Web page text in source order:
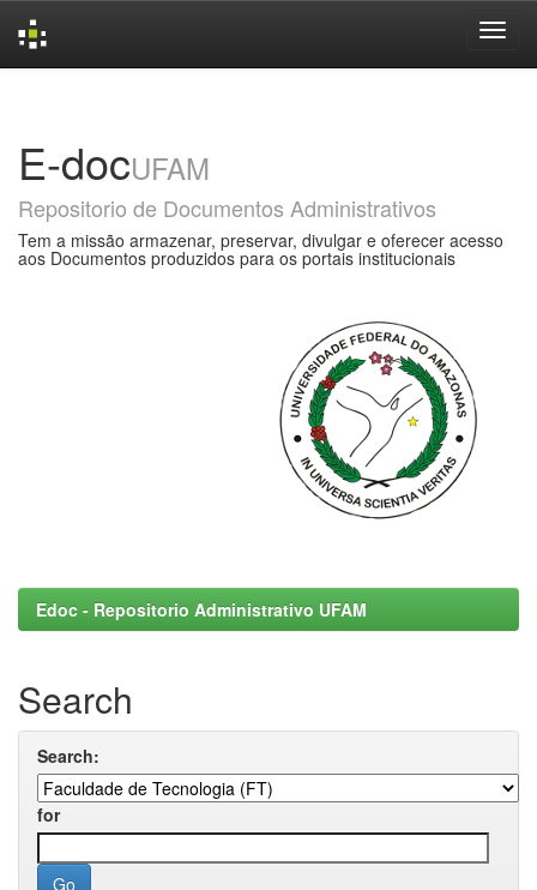
E-docUFAM
Repositorio de Documentos Administrativos
Tem a missão armazenar, preservar, divulgar e oferecer acesso
aos Documentos produzidos para os portais institucionais
Edoc - Repositorio Administrativo UFAM
Search
Search:
for